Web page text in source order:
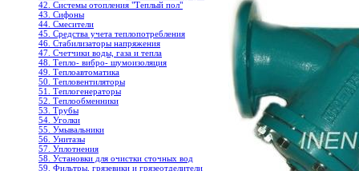
42. Системы отопления "Теплый пол"
43. Сифоны
44. Смесители
45. Средства учета теплопотребления
46. Стабилизаторы напряжения
47. Счетчики воды, газа и тепла
48. Тепло- вибро- шумоизоляция
49. Теплоавтоматика
50. Тепловентиляторы
51. Теплогенераторы
52. Теплообменники
53. Трубы
54. Уголки
55. Умывальники
56. Унитазы
57. Уплотнения
58. Установки для очистки сточных вод
59. Фильтры, грязевики и грязеотделители